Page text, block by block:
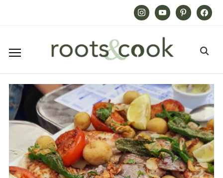
InstagramYoutube PinterestFacebook